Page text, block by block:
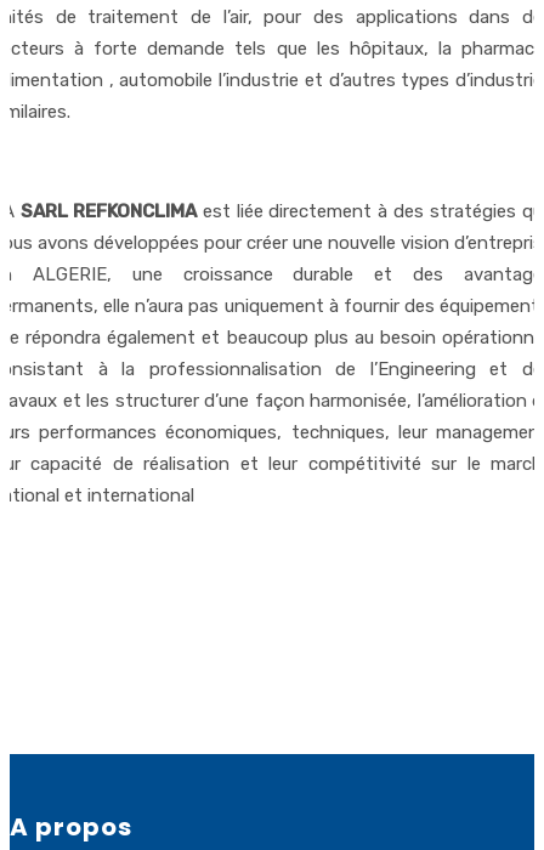
de traitement de l’air, pour des applications dans
à forte demande tels que les hôpitaux, la
, automobile l’industrie et d’autres types
SARL REFKONCLIMAest liée directement à des stratégies
avons développées pour créer une nouvelle vision
ALGERIE, une croissance durable et des
elle n’aura pas uniquement à fournir des
répondra également et beaucoup plus au besoin
à la professionnalisation de l’Engineering et
et les structurer d’une façon harmonisée, l’amélioration
performances économiques, techniques, leur
capacité de réalisation et leur compétitivité sur le
et international
A propos